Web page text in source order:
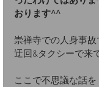
おります^^
崇禅寺での人身事
迂回&タクシーで来
ここで不思議な話を